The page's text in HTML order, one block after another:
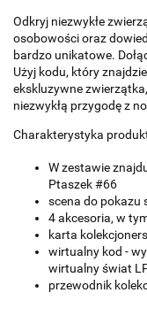
Odkryj niezwykłe
osobowości oraz
bardzo unikatowe.
Użyj kodu, który
ekskluzywne
niezwykłą przygodę z
Charakterystyka
W zestawie
Ptaszek #66
scena do pokazu
4 akcesoria, w
karta
wirtualny kod -
wirtualny świat
przewodnik